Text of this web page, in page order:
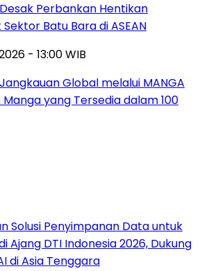
Perbankan Hentikan
Batu Bara di ASEAN
- 13:00 WIB
Global melalui MANGA
Manga yang Tersedia dalam 100
Solusi Penyimpanan Data untuk
Ajang DTI Indonesia 2026, Dukung
di Asia Tenggara